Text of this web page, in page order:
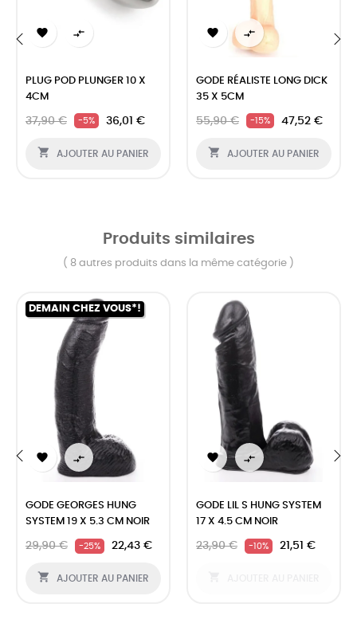
 
PLUG POD PLUNGER 10 X
4CM
37,90 € -5% 36,01 €
 AJOUTER AU PANIER
 
GODE RÉALISTE LONG DICK
35 X 5CM
55,90 € -15% 47,52 €
 AJOUTER AU PANIER
Produits similaires
( 8 autres produits dans la même catégorie )
DEMAIN CHEZ VOUS*!
 
GODE GEORGES HUNG
SYSTEM 19 X 5.3 CM NOIR
29,90 € -25% 22,43 €
 AJOUTER AU PANIER
 
GODE LIL S HUNG SYSTEM
17 X 4.5 CM NOIR
23,90 € -10% 21,51 €